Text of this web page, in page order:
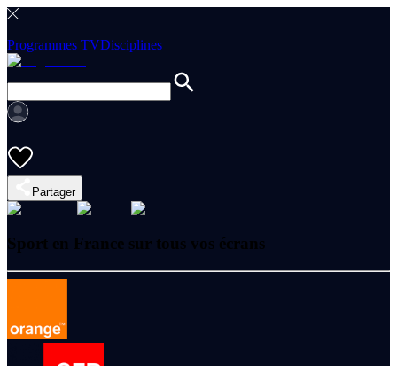
Programmes TVDisciplines
Partager
Sport en France sur tous vos écrans